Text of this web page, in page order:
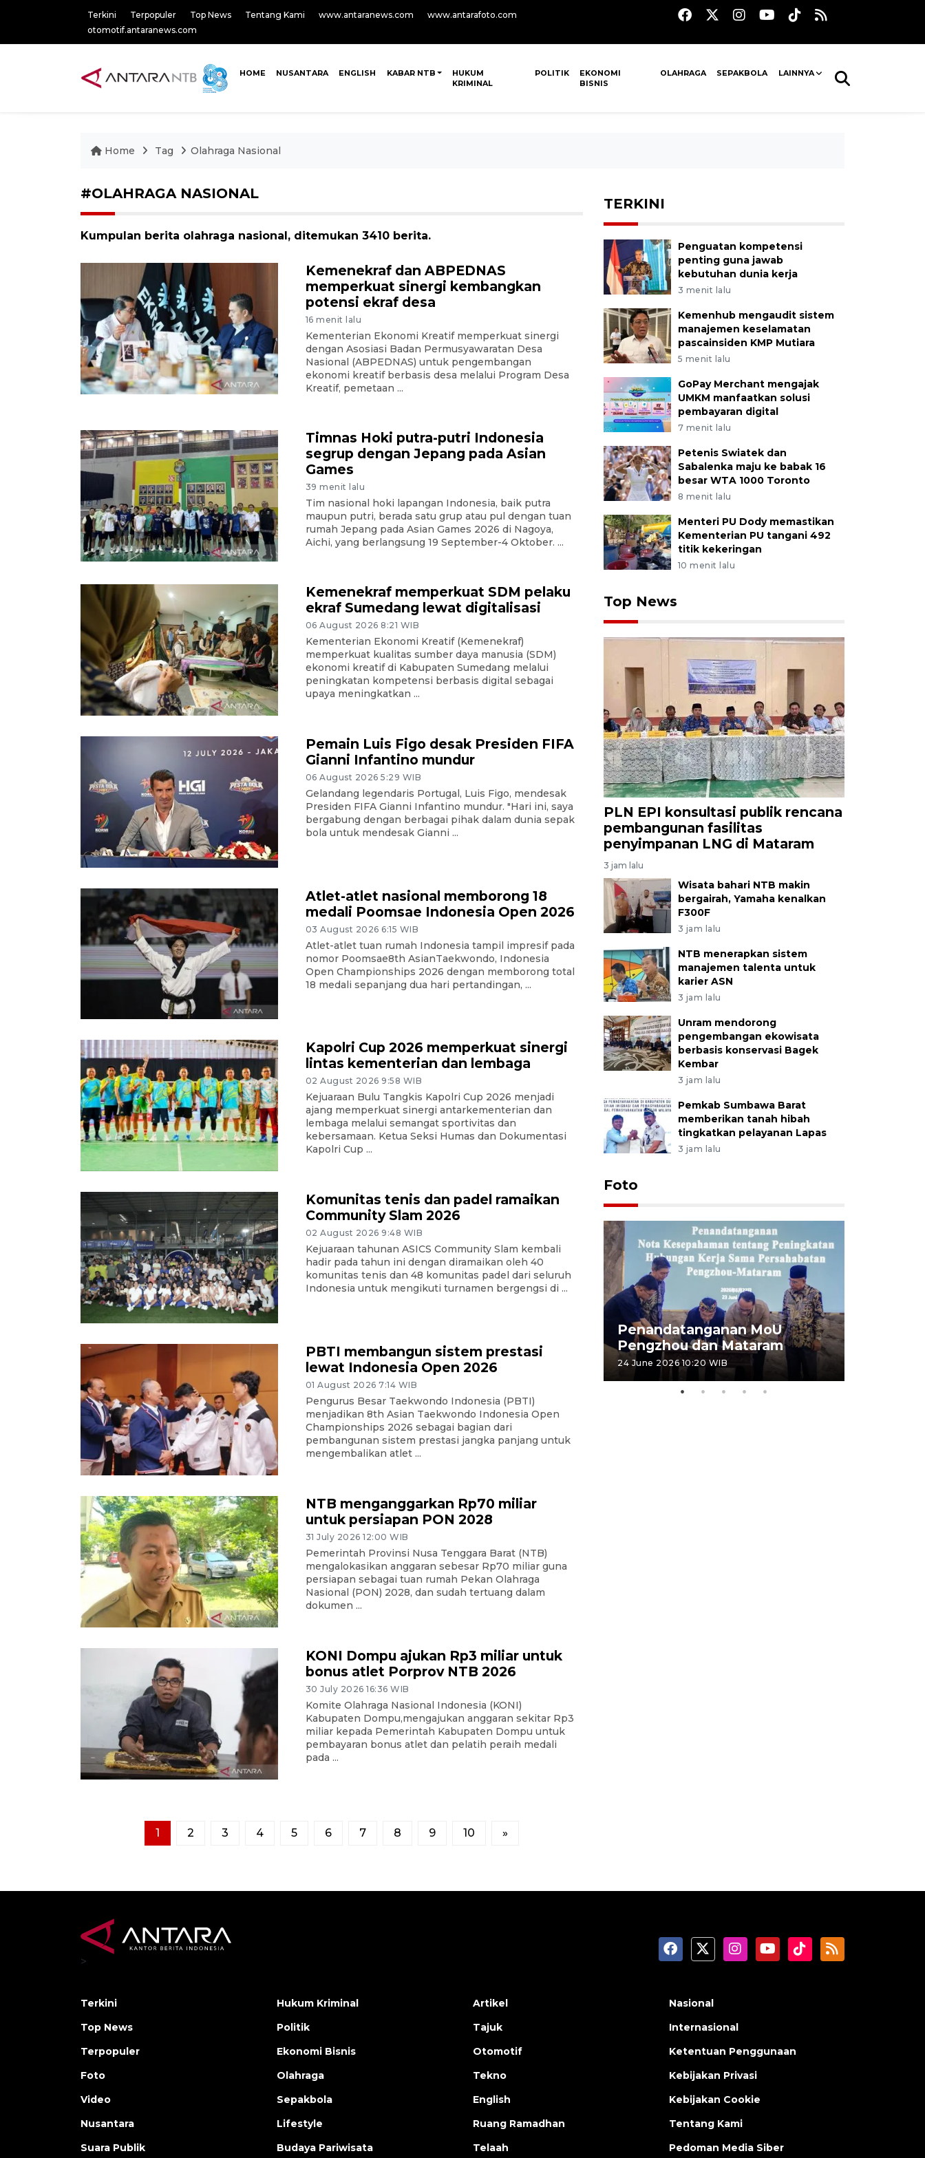
Terkini Terpopuler Top News Tentang Kami www.antaranews.com
www.antarafoto.com
otomotif.antaranews.com
HOME NUSANTARA ENGLISH KABAR NTB
HUKUM
KRIMINAL
POLITIK
EKONOMI
BISNIS
OLAHRAGA SEPAKBOLA LAINNYA
Home Tag Olahraga Nasional
#OLAHRAGA NASIONAL
Kumpulan berita olahraga nasional, ditemukan 3410 berita.
Kemenekraf dan ABPEDNAS
memperkuat sinergi kembangkan
potensi ekraf desa
16 menit lalu
Kementerian Ekonomi Kreatif memperkuat sinergi
dengan Asosiasi Badan Permusyawaratan Desa
Nasional (ABPEDNAS) untuk pengembangan
ekonomi kreatif berbasis desa melalui Program Desa
Kreatif, pemetaan ...
Timnas Hoki putra-putri Indonesia
segrup dengan Jepang pada Asian
Games
39 menit lalu
Tim nasional hoki lapangan Indonesia, baik putra
maupun putri, berada satu grup atau pul dengan tuan
rumah Jepang pada Asian Games 2026 di Nagoya,
Aichi, yang berlangsung 19 September-4 Oktober. ...
Kemenekraf memperkuat SDM pelaku
ekraf Sumedang lewat digitalisasi
06 August 2026 8:21 WIB
Kementerian Ekonomi Kreatif (Kemenekraf)
memperkuat kualitas sumber daya manusia (SDM)
ekonomi kreatif di Kabupaten Sumedang melalui
peningkatan kompetensi berbasis digital sebagai
upaya meningkatkan ...
Pemain Luis Figo desak Presiden FIFA
Gianni Infantino mundur
06 August 2026 5:29 WIB
Gelandang legendaris Portugal, Luis Figo, mendesak
Presiden FIFA Gianni Infantino mundur. "Hari ini, saya
bergabung dengan berbagai pihak dalam dunia sepak
bola untuk mendesak Gianni ...
Atlet-atlet nasional memborong 18
medali Poomsae Indonesia Open 2026
03 August 2026 6:15 WIB
Atlet-atlet tuan rumah Indonesia tampil impresif pada
nomor Poomsae8th AsianTaekwondo, Indonesia
Open Championships 2026 dengan memborong total
18 medali sepanjang dua hari pertandingan, ...
Kapolri Cup 2026 memperkuat sinergi
lintas kementerian dan lembaga
02 August 2026 9:58 WIB
Kejuaraan Bulu Tangkis Kapolri Cup 2026 menjadi
ajang memperkuat sinergi antarkementerian dan
lembaga melalui semangat sportivitas dan
kebersamaan. Ketua Seksi Humas dan Dokumentasi
Kapolri Cup ...
Komunitas tenis dan padel ramaikan
Community Slam 2026
02 August 2026 9:48 WIB
Kejuaraan tahunan ASICS Community Slam kembali
hadir pada tahun ini dengan diramaikan oleh 40
komunitas tenis dan 48 komunitas padel dari seluruh
Indonesia untuk mengikuti turnamen bergengsi di ...
PBTI membangun sistem prestasi
lewat Indonesia Open 2026
01 August 2026 7:14 WIB
Pengurus Besar Taekwondo Indonesia (PBTI)
menjadikan 8th Asian Taekwondo Indonesia Open
Championships 2026 sebagai bagian dari
pembangunan sistem prestasi jangka panjang untuk
mengembalikan atlet ...
NTB menganggarkan Rp70 miliar
untuk persiapan PON 2028
31 July 2026 12:00 WIB
Pemerintah Provinsi Nusa Tenggara Barat (NTB)
mengalokasikan anggaran sebesar Rp70 miliar guna
persiapan sebagai tuan rumah Pekan Olahraga
Nasional (PON) 2028, dan sudah tertuang dalam
dokumen ...
KONI Dompu ajukan Rp3 miliar untuk
bonus atlet Porprov NTB 2026
30 July 2026 16:36 WIB
Komite Olahraga Nasional Indonesia (KONI)
Kabupaten Dompu,mengajukan anggaran sekitar Rp3
miliar kepada Pemerintah Kabupaten Dompu untuk
pembayaran bonus atlet dan pelatih peraih medali
pada ...
1 2 3 4 5 6 7 8 9 10 »
TERKINI
Penguatan kompetensi
penting guna jawab
kebutuhan dunia kerja
3 menit lalu
Kemenhub mengaudit sistem
manajemen keselamatan
pascainsiden KMP Mutiara
5 menit lalu
GoPay Merchant mengajak
UMKM manfaatkan solusi
pembayaran digital
7 menit lalu
Petenis Swiatek dan
Sabalenka maju ke babak 16
besar WTA 1000 Toronto
8 menit lalu
Menteri PU Dody memastikan
Kementerian PU tangani 492
titik kekeringan
10 menit lalu
Top News
PLN EPI konsultasi publik rencana
pembangunan fasilitas
penyimpanan LNG di Mataram
3 jam lalu
Wisata bahari NTB makin
bergairah, Yamaha kenalkan
F300F
3 jam lalu
NTB menerapkan sistem
manajemen talenta untuk
karier ASN
3 jam lalu
Unram mendorong
pengembangan ekowisata
berbasis konservasi Bagek
Kembar
3 jam lalu
Pemkab Sumbawa Barat
memberikan tanah hibah
tingkatkan pelayanan Lapas
3 jam lalu
Foto
pembunuhan Brigadir Nurhadi
10 March 2026 12:55 WIB
Penandatanganan MoU
Pengzhou dan Mataram
24 June 2026 10:20 WIB
>
Terkini
Top News
Terpopuler
Foto
Video
Nusantara
Suara Publik
Hukum Kriminal
Politik
Ekonomi Bisnis
Olahraga
Sepakbola
Lifestyle
Budaya Pariwisata
Artikel
Tajuk
Otomotif
Tekno
English
Ruang Ramadhan
Telaah
Nasional
Internasional
Ketentuan Penggunaan
Kebijakan Privasi
Kebijakan Cookie
Tentang Kami
Pedoman Media Siber